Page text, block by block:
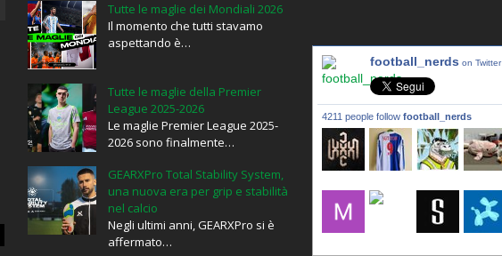
Tutte le maglie dei Mondiali 2026
Il momento che tutti stavamo
aspettando è…
Tutte le maglie della Premier
League 2025-2026
Le maglie Premier League 2025-
2026 sono finalmente…
GEARXPro Total Stability System,
una nuova era per grip e stabilità
nel calcio
Negli ultimi anni, GEARXPro si è
affermato…
football_nerds on Twitter
4211 people follow football_nerds